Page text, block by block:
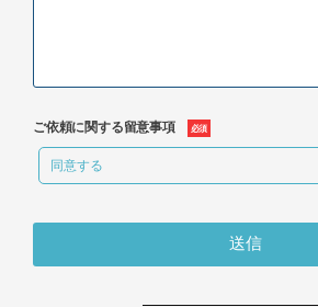
ご依頼に関する留意事項
同意する
送信